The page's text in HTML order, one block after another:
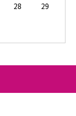
28
29